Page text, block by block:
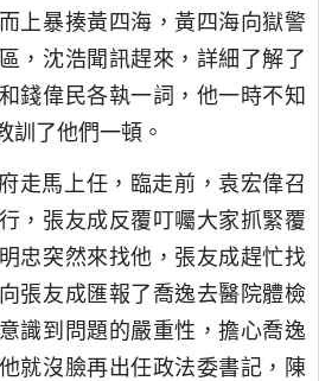
上暴揍黃四海，黃四海向獄警
，沈浩聞訊趕來，詳細了解了
錢偉民各執一詞，他一時不知
訓了他們一頓。
走馬上任，臨走前，袁宏偉召
，張友成反覆叮囑大家抓緊覆
忠突然來找他，張友成趕忙找
張友成匯報了喬逸去醫院體檢
識到問題的嚴重性，擔心喬逸
就沒臉再出任政法委書記，陳